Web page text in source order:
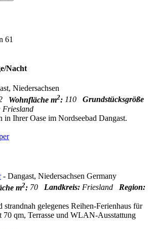
61
Nacht
Niedersachsen
Wohnfläche m2: 110 Grundstücksgröße
Friesland
Ihrer Oase im Nordseebad Dangast.
- Dangast, Niedersachsen Germany
m2: 70 Landkreis: Friesland Region:
strandnah gelegenes Reihen-Ferienhaus für
70 qm, Terrasse und WLAN-Ausstattung